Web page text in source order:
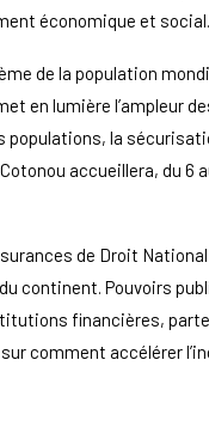
économique et social.
de la population
en lumière l’ampleur
populations, la
accueillera, du 6
de Droit
continent. Pouvoirs
financières,
comment accélérer